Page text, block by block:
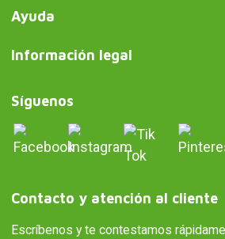
Ayuda
Información legal
Síguenos
Contacto y atención al cliente
Escríbenos y te contestamos